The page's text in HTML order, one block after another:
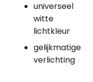
universeel
witte
lichtkleur
gelijkmatige
verlichting